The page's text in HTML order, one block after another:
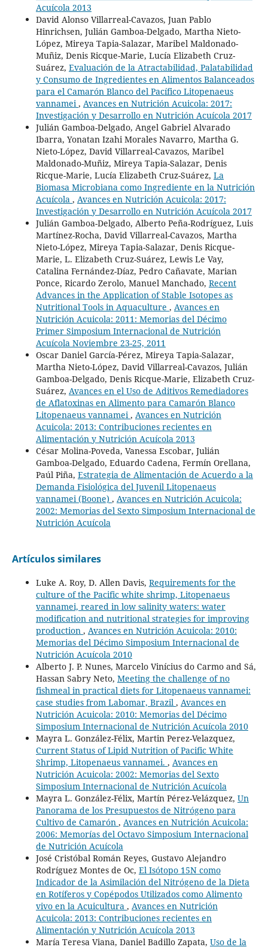
Acuícola 2013
David Alonso Villarreal-Cavazos, Juan Pablo
Hinrichsen, Julián Gamboa-Delgado, Martha Nieto-
López, Mireya Tapia-Salazar, Maribel Maldonado-
Muñiz, Denis Ricque-Marie, Lucía Elizabeth Cruz-
Suárez, Evaluación de la Atractabilidad, Palatabilidad
y Consumo de Ingredientes en Alimentos Balanceados
para el Camarón Blanco del Pacífico Litopenaeus
vannamei, Avances en Nutrición Acuicola: 2017:
Investigación y Desarrollo en Nutrición Acuícola 2017
Julián Gamboa-Delgado, Angel Gabriel Alvarado
Ibarra, Yonatan Izahi Morales Navarro, Martha G.
Nieto-López, David Villarreal-Cavazos, Maribel
Maldonado-Muñiz, Mireya Tapia-Salazar, Denis
Ricque-Marie, Lucía Elizabeth Cruz-Suárez, La
Biomasa Microbiana como Ingrediente en la Nutrición
Acuícola , Avances en Nutrición Acuicola: 2017:
Investigación y Desarrollo en Nutrición Acuícola 2017
Julián Gamboa-Delgado, Alberto Peña-Rodríguez, Luis
Martínez-Rocha, David Villarreal-Cavazos, Martha
Nieto-López, Mireya Tapia-Salazar, Denis Ricque-
Marie, L. Elizabeth Cruz-Suárez, Lewis Le Vay,
Catalina Fernández-Díaz, Pedro Cañavate, Marian
Ponce, Ricardo Zerolo, Manuel Manchado, Recent
Advances in the Application of Stable Isotopes as
Nutritional Tools in Aquaculture , Avances en
Nutrición Acuicola: 2011: Memorias del Décimo
Primer Simposium Internacional de Nutrición
Acuícola Noviembre 23-25, 2011
Oscar Daniel García-Pérez, Mireya Tapia-Salazar,
Martha Nieto-López, David Villarreal-Cavazos, Julián
Gamboa-Delgado, Denis Ricque-Marie, Elizabeth Cruz-
Suárez, Avances en el Uso de Aditivos Remediadores
de Aflatoxinas en Alimento para Camarón Blanco
Litopenaeus vannamei, Avances en Nutrición
Acuicola: 2013: Contribuciones recientes en
Alimentación y Nutrición Acuícola 2013
César Molina-Poveda, Vanessa Escobar, Julián
Gamboa-Delgado, Eduardo Cadena, Fermín Orellana,
Paúl Piña, Estrategia de Alimentación de Acuerdo a la
Demanda Fisiológica del Juvenil Litopenaeus
vannamei (Boone) , Avances en Nutrición Acuicola:
2002: Memorias del Sexto Simposium Internacional de
Nutrición Acuícola
Artículos similares
Luke A. Roy, D. Allen Davis, Requirements for the
culture of the Pacific white shrimp, Litopenaeus
vannamei, reared in low salinity waters: water
modification and nutritional strategies for improving
production , Avances en Nutrición Acuicola: 2010:
Memorias del Décimo Simposium Internacional de
Nutrición Acuícola 2010
Alberto J. P. Nunes, Marcelo Vinícius do Carmo and Sá,
Hassan Sabry Neto, Meeting the challenge of no
fishmeal in practical diets for Litopenaeus vannamei:
case studies from Labomar, Brazil , Avances en
Nutrición Acuicola: 2010: Memorias del Décimo
Simposium Internacional de Nutrición Acuícola 2010
Mayra L. González-Félix, Martin Perez-Velazquez,
Current Status of Lipid Nutrition of Pacific White
Shrimp, Litopenaeus vannamei. , Avances en
Nutrición Acuicola: 2002: Memorias del Sexto
Simposium Internacional de Nutrición Acuícola
Mayra L. González-Félix, Martín Pérez-Velázquez, Un
Panorama de los Presupuestos de Nitrógeno para
Cultivo de Camarón , Avances en Nutrición Acuicola:
2006: Memorías del Octavo Simposium Internacional
de Nutrición Acuícola
José Cristóbal Román Reyes, Gustavo Alejandro
Rodríguez Montes de Oc, El Isótopo 15N como
Indicador de la Asimilación del Nitrógeno de la Dieta
en Rotíferos y Copépodos Utilizados como Alimento
vivo en la Acuicultura , Avances en Nutrición
Acuicola: 2013: Contribuciones recientes en
Alimentación y Nutrición Acuícola 2013
María Teresa Viana, Daniel Badillo Zapata, Uso de la